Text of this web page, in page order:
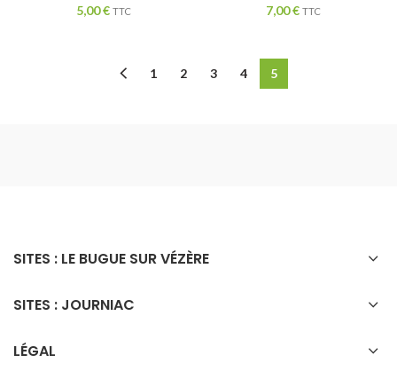
5,00€ TTC 7,00€ TTC
1 2 3 4 5
SITES : LE BUGUE SUR VÉZÈRE
SITES : JOURNIAC
LÉGAL